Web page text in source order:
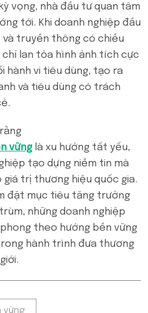
vọng, nhà đầu tư quan tâm
tới. Khi doanh nghiệp đầu
và truyền thông có chiều
lan tỏa hình ảnh tích cực
hành vi tiêu dùng, tạo ra
và tiêu dùng có trách
vững là xu hướng tất yếu,
tạo dựng niềm tin mà
trị thương hiệu quốc gia.
đặt mục tiêu tăng trưởng
những doanh nghiệp
theo hướng bền vững
hành trình đưa thương
vững